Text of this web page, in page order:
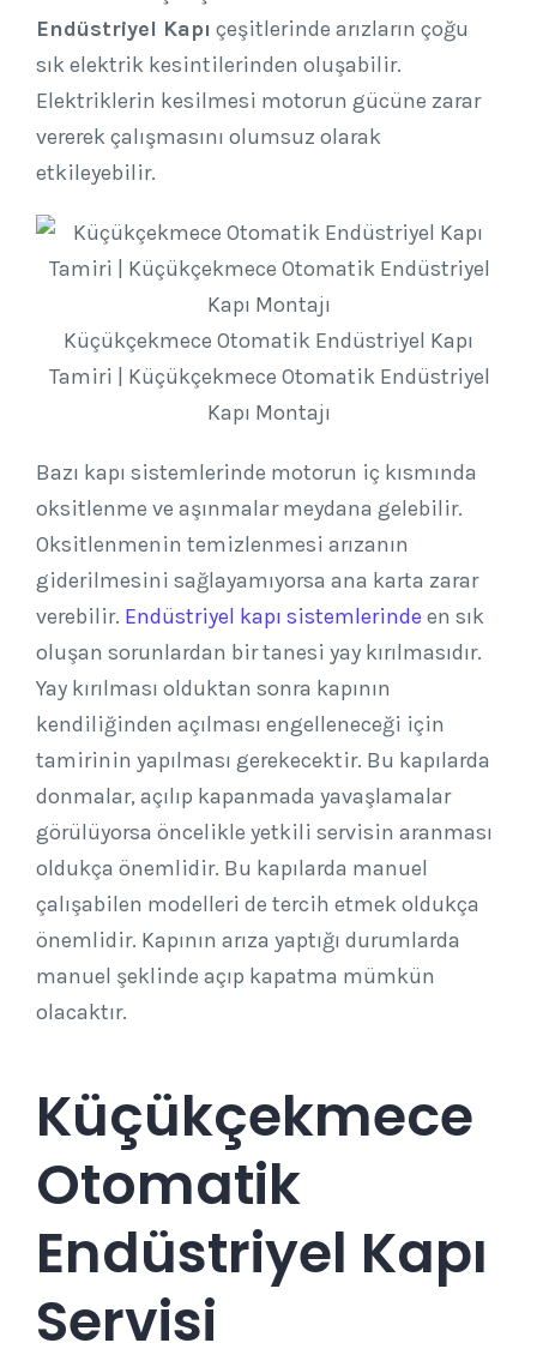
Endüstriyel Kapı çeşitlerinde arızların çoğu
sık elektrik kesintilerinden oluşabilir.
Elektriklerin kesilmesi motorun gücüne zarar
vererek çalışmasını olumsuz olarak
etkileyebilir.
Küçükçekmece Otomatik Endüstriyel Kapı
Tamiri | Küçükçekmece Otomatik Endüstriyel
Kapı Montajı
Bazı kapı sistemlerinde motorun iç kısmında
oksitlenme ve aşınmalar meydana gelebilir.
Oksitlenmenin temizlenmesi arızanın
giderilmesini sağlayamıyorsa ana karta zarar
verebilir. Endüstriyel kapı sistemlerinde en sık
oluşan sorunlardan bir tanesi yay kırılmasıdır.
Yay kırılması olduktan sonra kapının
kendiliğinden açılması engelleneceği için
tamirinin yapılması gerekecektir. Bu kapılarda
donmalar, açılıp kapanmada yavaşlamalar
görülüyorsa öncelikle yetkili servisin aranması
oldukça önemlidir. Bu kapılarda manuel
çalışabilen modelleri de tercih etmek oldukça
önemlidir. Kapının arıza yaptığı durumlarda
manuel şeklinde açıp kapatma mümkün
olacaktır.
Küçükçekmece
Otomatik
Endüstriyel Kapı
Servisi